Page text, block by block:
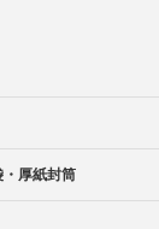
・厚紙封筒